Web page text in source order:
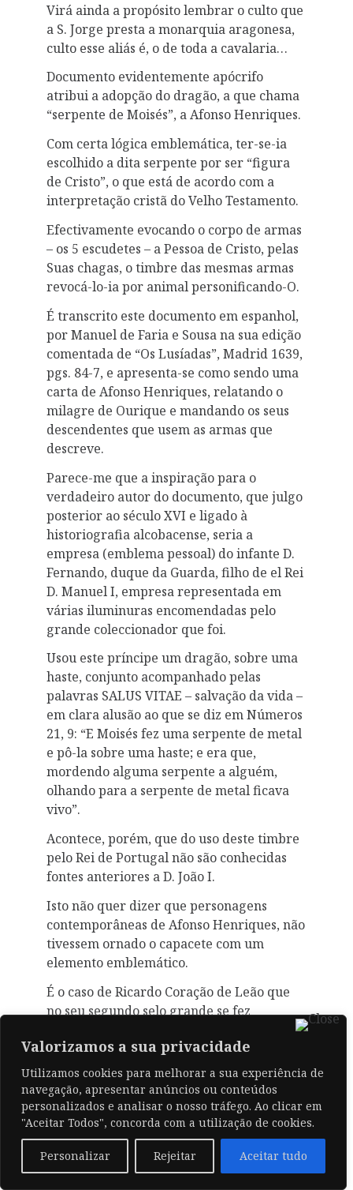
Valorizamos a sua privacidade
Utilizamos cookies para melhorar a sua experiência de
navegação, apresentar anúncios ou conteúdos
personalizados e analisar o nosso tráfego. Ao clicar em
"Aceitar Todos", concorda com a utilização de cookies.
Personalizar Rejeitar Aceitar tudo
Virá ainda a propósito lembrar o culto que
a S. Jorge presta a monarquia aragonesa,
culto esse aliás é, o de toda a cavalaria…
Documento evidentemente apócrifo
atribui a adopção do dragão, a que chama
“serpente de Moisés”, a Afonso Henriques.
Com certa lógica emblemática, ter-se-ia
escolhido a dita serpente por ser “figura
de Cristo”, o que está de acordo com a
interpretação cristã do Velho Testamento.
Efectivamente evocando o corpo de armas
– os 5 escudetes – a Pessoa de Cristo, pelas
Suas chagas, o timbre das mesmas armas
revocá-lo-ia por animal personificando-O.
É transcrito este documento em espanhol,
por Manuel de Faria e Sousa na sua edição
comentada de “Os Lusíadas”, Madrid 1639,
pgs. 84-7, e apresenta-se como sendo uma
carta de Afonso Henriques, relatando o
milagre de Ourique e mandando os seus
descendentes que usem as armas que
descreve.
Parece-me que a inspiração para o
verdadeiro autor do documento, que julgo
posterior ao século XVI e ligado à
historiografia alcobacense, seria a
empresa (emblema pessoal) do infante D.
Fernando, duque da Guarda, filho de el Rei
D. Manuel I, empresa representada em
várias iluminuras encomendadas pelo
grande coleccionador que foi.
Usou este príncipe um dragão, sobre uma
haste, conjunto acompanhado pelas
palavras SALUS VITAE – salvação da vida –
em clara alusão ao que se diz em Números
21, 9: “E Moisés fez uma serpente de metal
e pô-la sobre uma haste; e era que,
mordendo alguma serpente a alguém,
olhando para a serpente de metal ficava
vivo”.
Acontece, porém, que do uso deste timbre
pelo Rei de Portugal não são conhecidas
fontes anteriores a D. João I.
Isto não quer dizer que personagens
contemporâneas de Afonso Henriques, não
tivessem ornado o capacete com um
elemento emblemático.
É o caso de Ricardo Coração de Leão que
no seu segundo selo grande se fez
ostentava no escudo, pintado numa
espécie de crista que nos elmos servia
para amortecer as espadeiradas.
Este e outros casos análogos são
testemunho que não há notícia tenha
chegado a Portugal.